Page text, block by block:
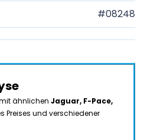
#08248
ähnlichen Jaguar, F-Pace,
Preises und verschiedener